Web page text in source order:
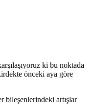
ki bu noktada
önceki aya göre
bileşenlerindeki artışlar